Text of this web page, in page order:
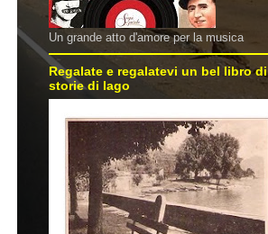
Un grande atto d'amore per la musica
Regalate e regalatevi un bel libro di
storie di lago